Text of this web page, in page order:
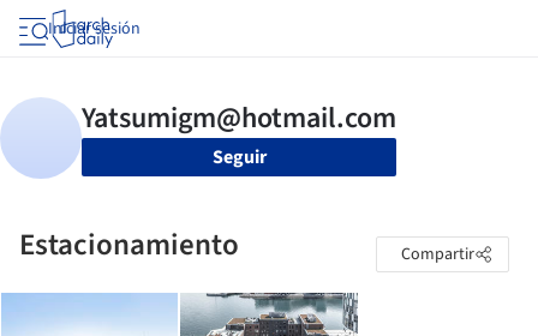
Iniciar sesión
Seguir
Estacionamiento Compartir